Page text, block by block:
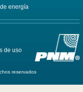
energía
de uso
reservados